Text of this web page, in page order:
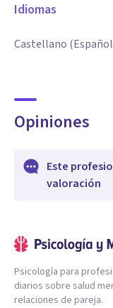
Idiomas
Castellano
Opiniones
Este
valoración
Psicología para
diarios sobre salud
relaciones de pareja.